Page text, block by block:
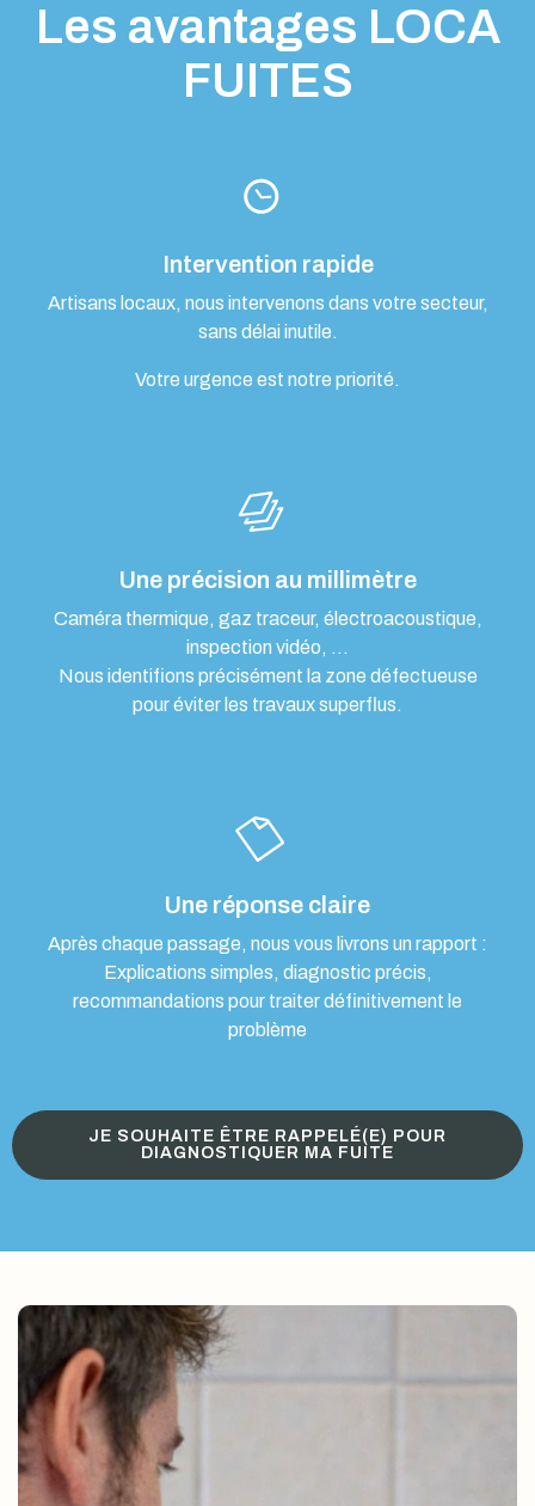
Les avantages LOCA
FUITES
Intervention rapide
Artisans locaux, nous intervenons dans votre secteur,
sans délai inutile.
Votre urgence est notre priorité.
Une précision au millimètre
Caméra thermique, gaz traceur, électroacoustique,
inspection vidéo, …
Nous identifions précisément la zone défectueuse
pour éviter les travaux superflus.
Une réponse claire
Après chaque passage, nous vous livrons un rapport :
Explications simples, diagnostic précis,
recommandations pour traiter définitivement le
problème
JE SOUHAITE ÊTRE RAPPELÉ(E) POUR
DIAGNOSTIQUER MA FUITE